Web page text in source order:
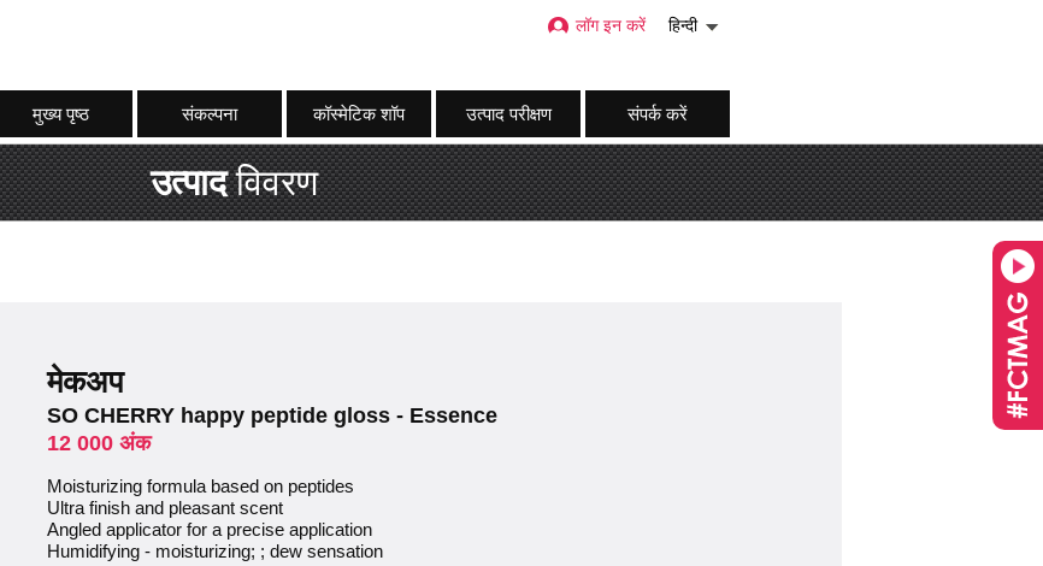
मुख्य पृष्ठ संकल्पना कॉस्मेटिक शॉप उत्पाद परीक्षण संपर्क करें
लॉग इन करें हिन्दी
उत्पादविवरण
मेकअप
SO CHERRY happy peptide gloss - Essence
12 000 अंक
Moisturizing formula based on peptides
Ultra finish and pleasant scent
Angled applicator for a precise application
Humidifying - moisturizing; ; dew sensation